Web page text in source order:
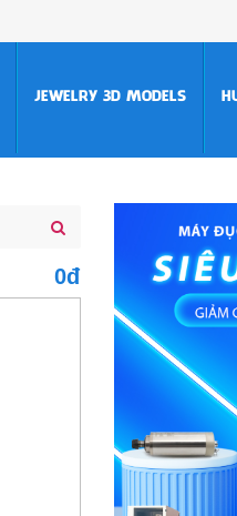
JEWELRY 3D MODELS
0đ